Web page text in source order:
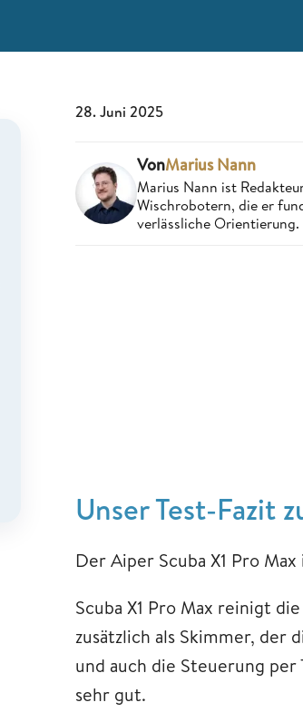
28. Juni 2025
VonMarius Nann
Marius Nann ist
Wischrobotern, die er
verlässliche Orientierung.
Unser Test-Fazit
Der Aiper Scuba X1 Pro
Scuba X1 Pro Max reinigt
zusätzlich als Skimmer, der
und auch die Steuerung
sehr gut.